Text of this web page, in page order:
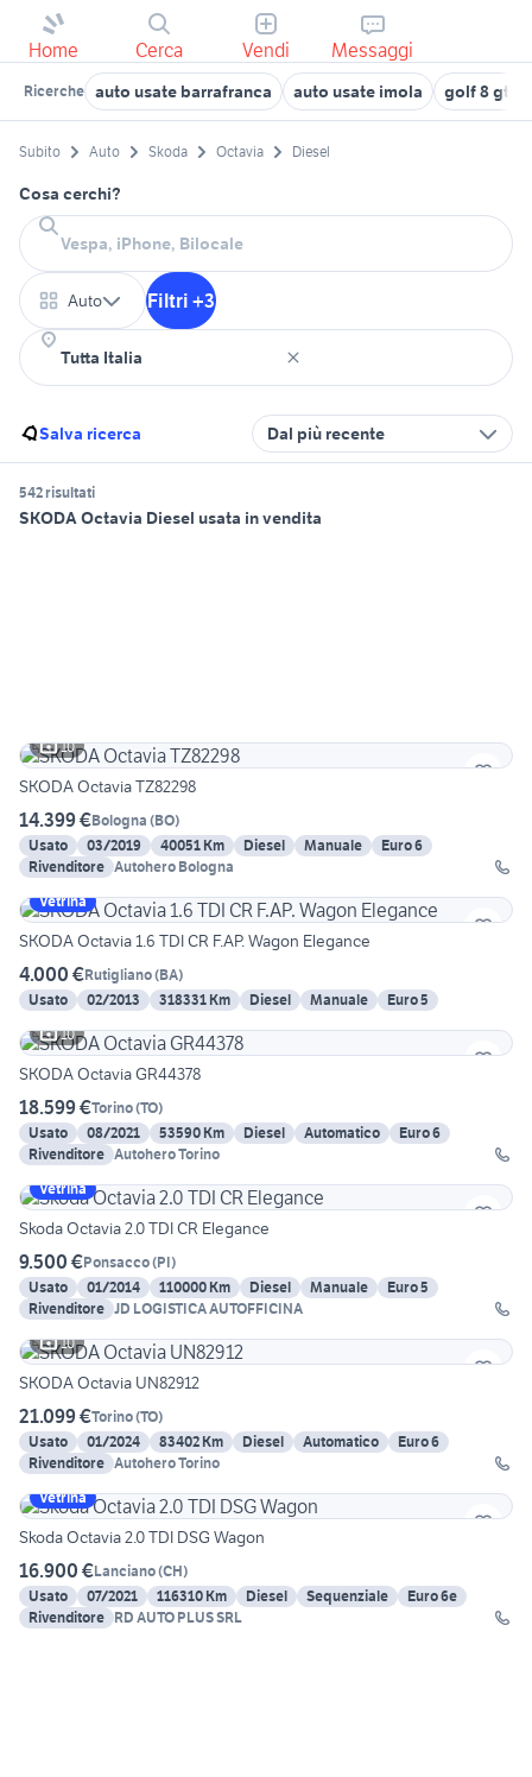
Home Cerca Vendi Messaggi
Ricerche auto usate barrafranca auto usate imola golf 8 gti
Subito Auto Skoda Octavia Diesel
Cosa cerchi?
Auto Filtri +3
Salva ricerca Dal più recente
542 risultati
SKODA Octavia Diesel usata in vendita
10
SKODA Octavia TZ82298
14.399 €Bologna (BO)
Usato
03/2019 40051 Km Diesel Manuale
Euro 6
Rivenditore Autohero Bologna
Vetrina
SKODA Octavia 1.6 TDI CR F.AP. Wagon Elegance
4.000 €Rutigliano(BA)
Usato
02/2013 318331 Km Diesel Manuale
Euro 5
10
SKODA Octavia GR44378
18.599 €Torino(TO)
Usato
08/2021 53590 Km Diesel Automatico
Euro 6
Rivenditore Autohero Torino
Vetrina
Skoda Octavia 2.0 TDI CR Elegance
9.500 €Ponsacco(PI)
Usato
01/2014 110000 Km Diesel Manuale
Euro 5
Rivenditore JD LOGISTICA AUTOFFICINA
10
SKODA Octavia UN82912
21.099 €Torino(TO)
Usato
01/2024 83402 Km Diesel Automatico
Euro 6
Rivenditore Autohero Torino
Vetrina
Skoda Octavia 2.0 TDI DSG Wagon
16.900 €Lanciano(CH)
Usato
07/2021 116310 Km Diesel Sequenziale
Euro 6e
Rivenditore RD AUTO PLUS SRL